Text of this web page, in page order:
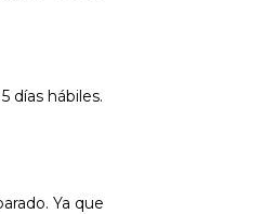
días hábiles.
Ya que